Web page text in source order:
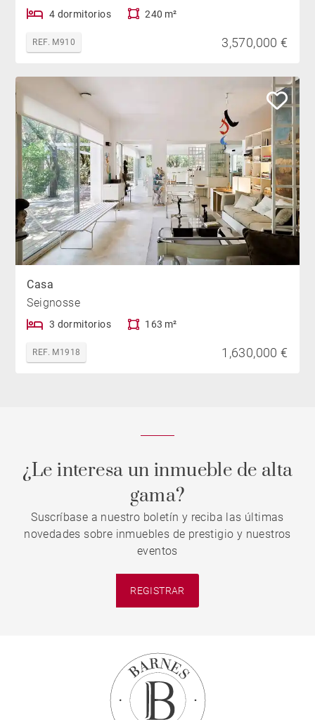
4 dormitorios 240 m²
REF. M910 3,570,000 €
Casa
Seignosse
3 dormitorios 163 m²
REF. M1918 1,630,000 €
¿Le interesa un inmueble de alta
gama?
Suscríbase a nuestro boletín y reciba las últimas
novedades sobre inmuebles de prestigio y nuestros
eventos
REGISTRAR